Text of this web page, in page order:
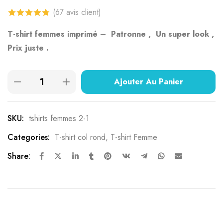
4.80 sur 5
basé sur
(67 avis client)
T-shirt femmes imprimé – Patronne , Un super look ,
Prix ​​juste .
Ajouter Au Panier
SKU: tshirts femmes 2-1
Categories: T-shirt col rond, T-shirt Femme
Share: